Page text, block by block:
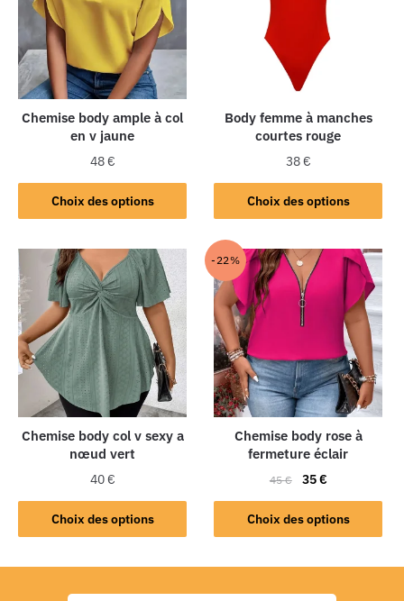
Chemise body ample à col
en v jaune
48€
Choix des options
Body femme à manches
courtes rouge
38€
Choix des options
Chemise body col v sexy a
nœud vert
40€
Choix des options
-22%
Chemise body rose à
fermeture éclair
45€ 35€
Choix des options